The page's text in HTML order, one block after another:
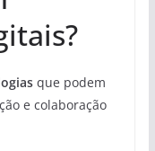
que podem
e colaboração